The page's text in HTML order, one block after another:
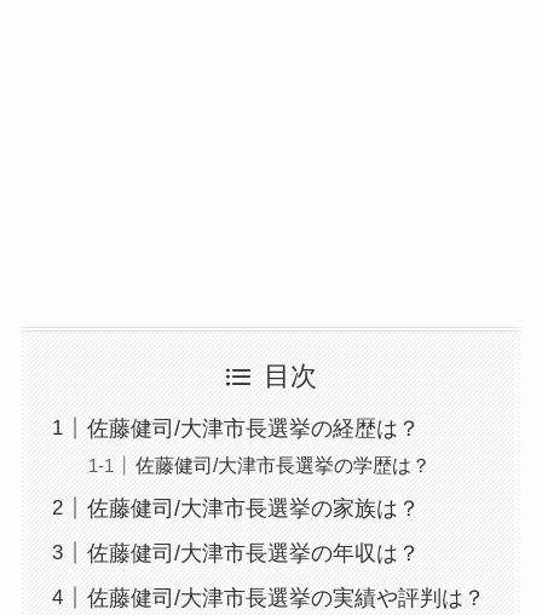
目次
佐藤健司/大津市長選挙の経歴は？
佐藤健司/大津市長選挙の学歴は？
佐藤健司/大津市長選挙の家族は？
佐藤健司/大津市長選挙の年収は？
佐藤健司/大津市長選挙の実績や評判は？